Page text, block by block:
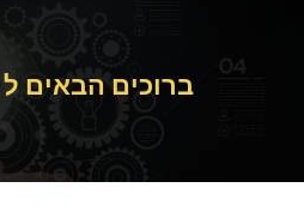
ברוכים הבאים ל SEO HELP